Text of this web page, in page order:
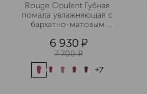
Rouge Opulent Губная
помада увлажняющая с
бархатно-матовым
6 930 ¤
7 700 ¤
+7